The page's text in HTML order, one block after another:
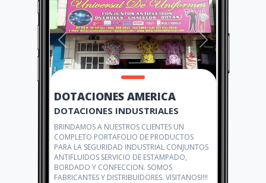
DOTACIONES AMERICA
DOTACIONES INDUSTRIALES
BRINDAMOS A NUESTROS CLIENTES UN
COMPLETO PORTAFOLIO DE PRODUCTOS
PARA LA SEGURIDAD INDUSTRIAL CONJUNTOS
ANTIFLUIDOS SERVICIO DE ESTAMPADO,
BORDADO Y CONFECCION. SOMOS
FABRICANTES Y DISTRIBUIDORES. VISITANOS!!!!